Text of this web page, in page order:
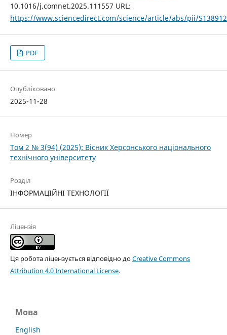
10.1016/j.comnet.2025.111557 URL:
https://www.sciencedirect.com/science/article/abs/pii/
PDF
Опубліковано
2025-11-28
Номер
Том 2 № 3(94) (2025): Вісник Херсонського національного
технічного університету
Розділ
ІНФОРМАЦІЙНІ ТЕХНОЛОГІЇ
Ліцензія
Ця робота ліцензується відповідно доCreative Commons
Attribution 4.0 International License.
Мова
English